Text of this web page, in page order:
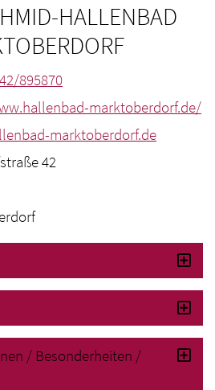
HALLENBAD
895870
marktoberdorf.de/
marktoberdorf.de
42
/ Besonderheiten /